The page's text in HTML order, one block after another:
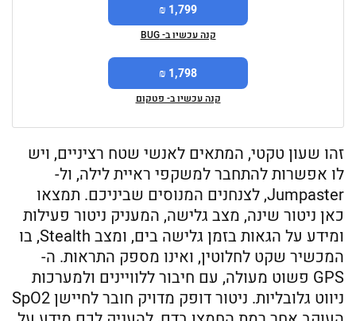
1,799 ₪
קנה עכשיו ב- BUG
1,798 ₪
קנה עכשיו ב- פטקום
זהו שעון טקטי, המתאים לאנשי שטח רציניים, ויש
לו אפשרות להתחבר למשקפי ראיית לילה, ול-
Jumpaster, לצנחנים המנוסים שביניכם. תמצאו
כאן ניטור שינה, מצב גלישה, המעניק ניטור פעילות
ומידע על הגאות בזמן גלישה בים, ומצב Stealth, בו
המכשיר שקט לחלוטין, ואינו מספק התראות. ה-
GPS פשוט מעולה, עם חיבור ללוויינים ולמערכות
ניווט גלובליות. ניטור דופק מדויק חובר לחיישן SpO2